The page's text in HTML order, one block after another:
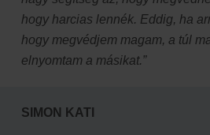
hogy harcias lennék. Eddig, ha
hogy megvédjem magam, a túl
elnyomtam a másikat.”
SIMON KATI